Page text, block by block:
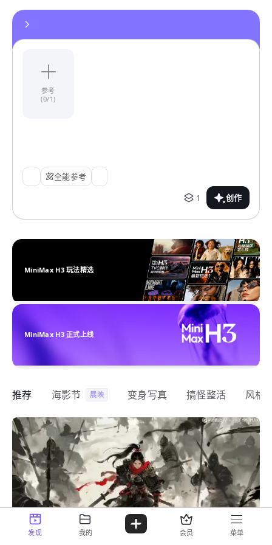
参考
(0/1)
全能参考
1
创作
MiniMax H3 玩法精选
MiniMax H3 正式上线
推荐 海影节 展映 变身写真 搞怪整活 风格
发现 我的 会员 菜单